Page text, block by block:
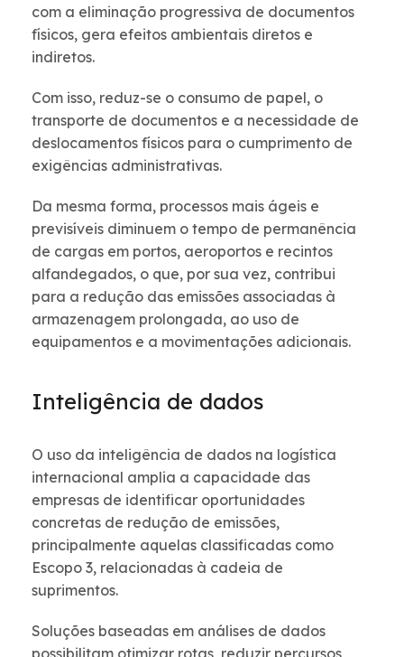
com a eliminação progressiva de documentos
físicos, gera efeitos ambientais diretos e
indiretos.
Com isso, reduz-se o consumo de papel, o
transporte de documentos e a necessidade de
deslocamentos físicos para o cumprimento de
exigências administrativas.
Da mesma forma, processos mais ágeis e
previsíveis diminuem o tempo de permanência
de cargas em portos, aeroportos e recintos
alfandegados, o que, por sua vez, contribui
para a redução das emissões associadas à
armazenagem prolongada, ao uso de
equipamentos e a movimentações adicionais.
Inteligência de dados
O uso da inteligência de dados na logística
internacional amplia a capacidade das
empresas de identificar oportunidades
concretas de redução de emissões,
principalmente aquelas classificadas como
Escopo 3, relacionadas à cadeia de
suprimentos.
Soluções baseadas em análises de dados